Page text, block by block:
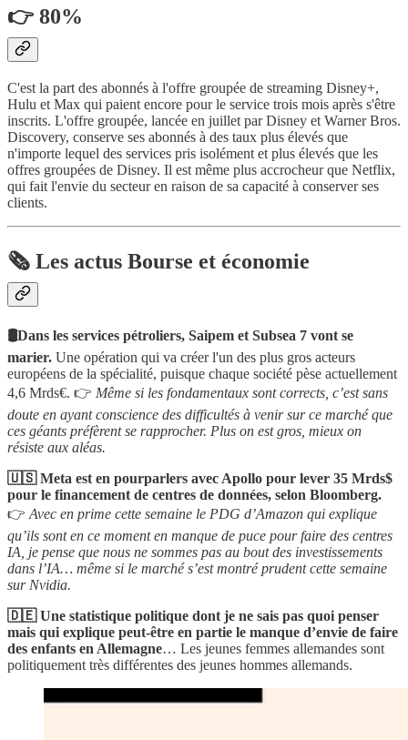
👉 80%
C'est la part des abonnés à l'offre groupée de streaming Disney+,
Hulu et Max qui paient encore pour le service trois mois après s'être
inscrits. L'offre groupée, lancée en juillet par Disney et Warner Bros.
Discovery, conserve ses abonnés à des taux plus élevés que
n'importe lequel des services pris isolément et plus élevés que les
offres groupées de Disney. Il est même plus accrocheur que Netflix,
qui fait l'envie du secteur en raison de sa capacité à conserver ses
clients.
🗞️ Les actus Bourse et économie
🛢️Dans les services pétroliers, Saipem et Subsea 7 vont se
marier. Une opération qui va créer l'un des plus gros acteurs
européens de la spécialité, puisque chaque société pèse actuellement
4,6 Mrds€. 👉 Même si les fondamentaux sont corrects, c’est sans
doute en ayant conscience des difficultés à venir sur ce marché que
ces géants préfèrent se rapprocher. Plus on est gros, mieux on
résiste aux aléas.
🇺🇸 Meta est en pourparlers avec Apollo pour lever 35 Mrds$
pour le financement de centres de données, selon Bloomberg.
👉 Avec en prime cette semaine le PDG d’Amazon qui explique
qu’ils sont en ce moment en manque de puce pour faire des centres
IA, je pense que nous ne sommes pas au bout des investissements
dans l’IA… même si le marché s’est montré prudent cette semaine
sur Nvidia.
🇩🇪 Une statistique politique dont je ne sais pas quoi penser
mais qui explique peut-être en partie le manque d’envie de faire
des enfants en Allemagne… Les jeunes femmes allemandes sont
politiquement très différentes des jeunes hommes allemands.